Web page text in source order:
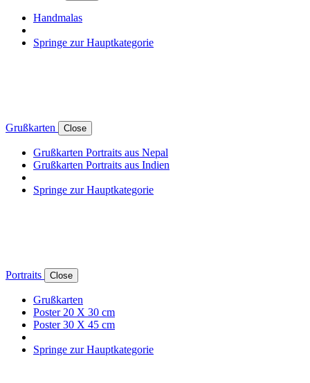
Handmalas
Springe zur Hauptkategorie
Grußkarten Close
Grußkarten Portraits aus Nepal
Grußkarten Portraits aus Indien
Springe zur Hauptkategorie
Portraits Close
Grußkarten
Poster 20 X 30 cm
Poster 30 X 45 cm
Springe zur Hauptkategorie